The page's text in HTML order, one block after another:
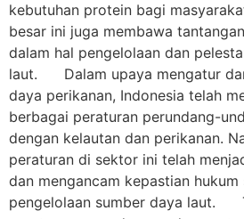
kebutuhan protein bagi
besar ini juga membawa
dalam hal pengelolaan dan
laut. Dalam upaya mengatur
daya perikanan, Indonesia telah
berbagai peraturan perundang-
dengan kelautan dan perikanan.
peraturan di sektor ini telah
dan mengancam kepastian
pengelolaan sumber daya laut.